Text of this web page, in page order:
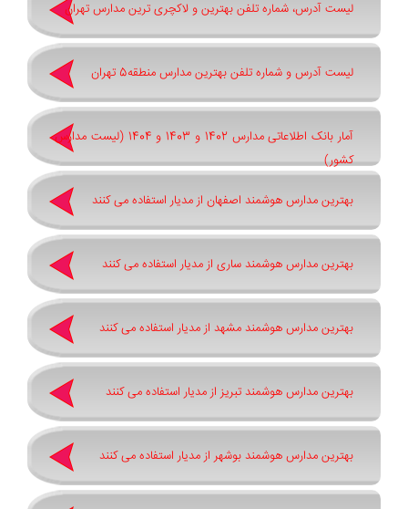
لیست آدرس، شماره تلفن بهترین و لاکچری ترین مدارس تهران
لیست آدرس و شماره تلفن بهترین مدارس منطقه5 تهران
آمار بانک اطلاعاتی مدارس 1402 و 1403 و 1404 (لیست مدارس
کشور)
بهترین مدارس هوشمند اصفهان از مدیار استفاده می کنند
بهترین مدارس هوشمند ساری از مدیار استفاده می کنند
بهترین مدارس هوشمند مشهد از مدیار استفاده می کنند
بهترین مدارس هوشمند تبریز از مدیار استفاده می کنند
بهترین مدارس هوشمند بوشهر از مدیار استفاده می کنند